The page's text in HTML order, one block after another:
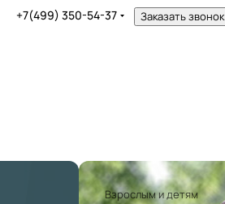
+7(499) 350-54-37 Заказать звонок
Взрослым и детям